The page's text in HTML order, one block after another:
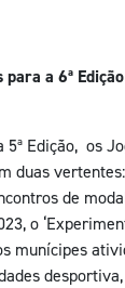
a 6ª
5ª Edição, os
duas vertentes:
de
o
munícipes